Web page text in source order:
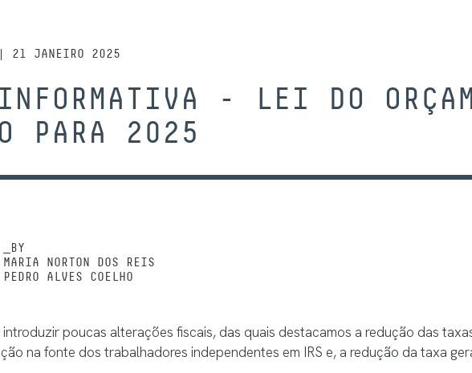
| 21 JANEIRO 2025
- LEI DO
PARA 2025
_BY
MARIA NORTON DOS REIS
PEDRO ALVES COELHO
poucas alterações fiscais, das quais destacamos a redução das
na fonte dos trabalhadores independentes em IRS e, a redução da taxa